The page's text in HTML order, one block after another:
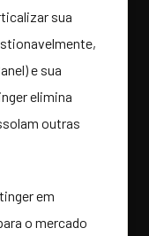
sua
e sua
elimina
outras
em
o mercado